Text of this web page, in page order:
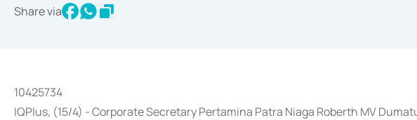
Share via
10425734
IQPlus, (15/4) - Corporate Secretary Pertamina Patra Niaga Roberth MV